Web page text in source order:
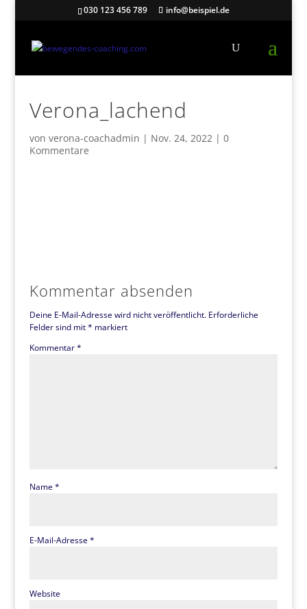
030 123 456 789 info@beispiel.de
Verona_lachend
von verona-coachadmin | Nov. 24, 2022| 0
Kommentare
Kommentar absenden
Deine E-Mail-Adresse wird nicht veröffentlicht. Erforderliche
Felder sind mit* markiert
Kommentar*
Name*
E-Mail-Adresse*
Website